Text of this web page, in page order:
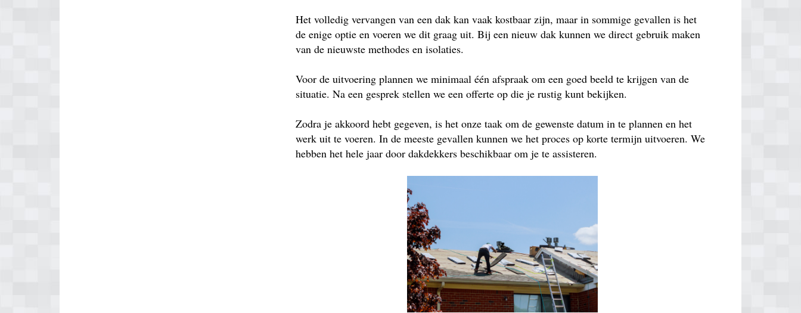
Het volledig vervangen van een dak kan vaak kostbaar zijn, maar in sommige gevallen is het
de enige optie en voeren we dit graag uit. Bij een nieuw dak kunnen we direct gebruik maken
van de nieuwste methodes en isolaties.
Voor de uitvoering plannen we minimaal één afspraak om een goed beeld te krijgen van de
situatie. Na een gesprek stellen we een offerte op die je rustig kunt bekijken.
Zodra je akkoord hebt gegeven, is het onze taak om de gewenste datum in te plannen en het
werk uit te voeren. In de meeste gevallen kunnen we het proces op korte termijn uitvoeren. We
hebben het hele jaar door dakdekkers beschikbaar om je te assisteren.